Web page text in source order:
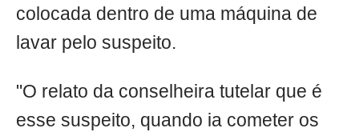
colocada dentro de uma máquina de
lavar pelo suspeito.
"O relato da conselheira tutelar que é
esse suspeito, quando ia cometer os